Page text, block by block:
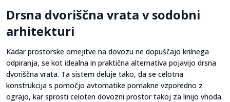
Drsna dvoriščna vrata v sodobni
arhitekturi
Kadar prostorske omejitve na dovozu ne dopuščajo krilnega
odpiranja, se kot idealna in praktična alternativa pojavijo drsna
dvoriščna vrata. Ta sistem deluje tako, da se celotna
konstrukcija s pomočjo avtomatike pomakne vzporedno z
ograjo, kar sprosti celoten dovozni prostor takoj za linijo vhoda.